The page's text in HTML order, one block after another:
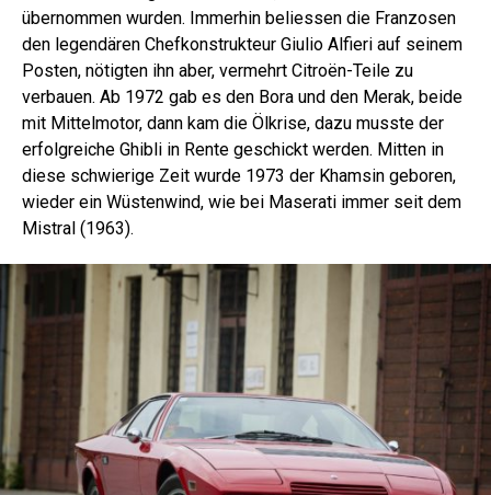
übernommen wurden. Immerhin beliessen die Franzosen
den legendären Chefkonstrukteur Giulio Alfieri auf seinem
Posten, nötigten ihn aber, vermehrt Citroën-Teile zu
verbauen. Ab 1972 gab es den Bora und den Merak, beide
mit Mittelmotor, dann kam die Ölkrise, dazu musste der
erfolgreiche Ghibli in Rente geschickt werden. Mitten in
diese schwierige Zeit wurde 1973 der Khamsin geboren,
wieder ein Wüstenwind, wie bei Maserati immer seit dem
Mistral (1963).